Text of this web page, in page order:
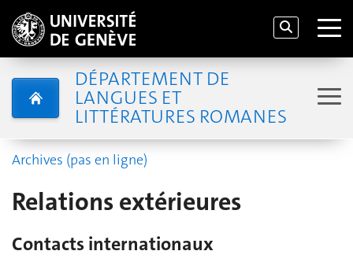
DÉPARTEMENT DE
LANGUES ET
LITTÉRATURES ROMANES
Archives (pas en ligne)
Relations extérieures
Contacts internationaux